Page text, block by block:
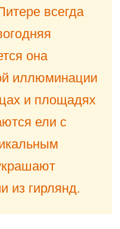
всегда
она
иллюминации
и площадях
ели с
из гирлянд.